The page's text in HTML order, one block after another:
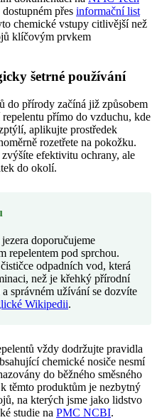
přes informační list
chemické vstupy citlivější než
klíčovým prvkem
šetrné používání
do přírody začíná již způsobem
přímo do vzduchu, kde
aplikujte prostředek
rozetřete na pokožku.
efektivitu ochrany, ale
do okolí.
doporučujeme
repelentem pod sprchou.
odpadních vod, která
než je křehký přírodní
správném užívání se dozvíte
Wikipedii.
vždy dodržujte pravidla
chemické nosiče nesmí
do běžného směsného
těmto produktům je nezbytný
na kterých jsme jako lidstvo
studie na PMC NCBI.